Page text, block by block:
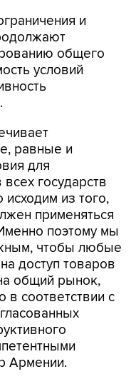
и
общего
условий
равные и
для
государств
из того,
применяться
поэтому мы
чтобы любые
доступ товаров
общий рынок,
в соответствии с
Армении.